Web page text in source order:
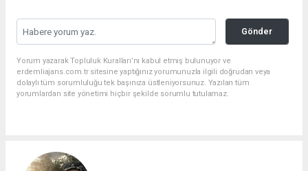
Gönder
Yorum yazarak Topluluk Kuralları’nı kabul etmiş bulunuyor ve
erdemliajans.com.tr sitesine yaptığınız yorumunuzla ilgili doğrudan veya
dolaylı tüm sorumluluğu tek başınıza üstleniyorsunuz. Yazılan tüm
yorumlardan site yönetimi hiçbir şekilde sorumlu tutulamaz.